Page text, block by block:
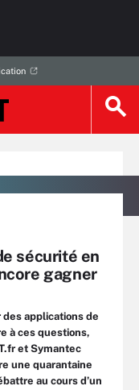
sécurité en
gagner
applications de
à ces questions,
et Symantec
une quarantaine
au cours d’un